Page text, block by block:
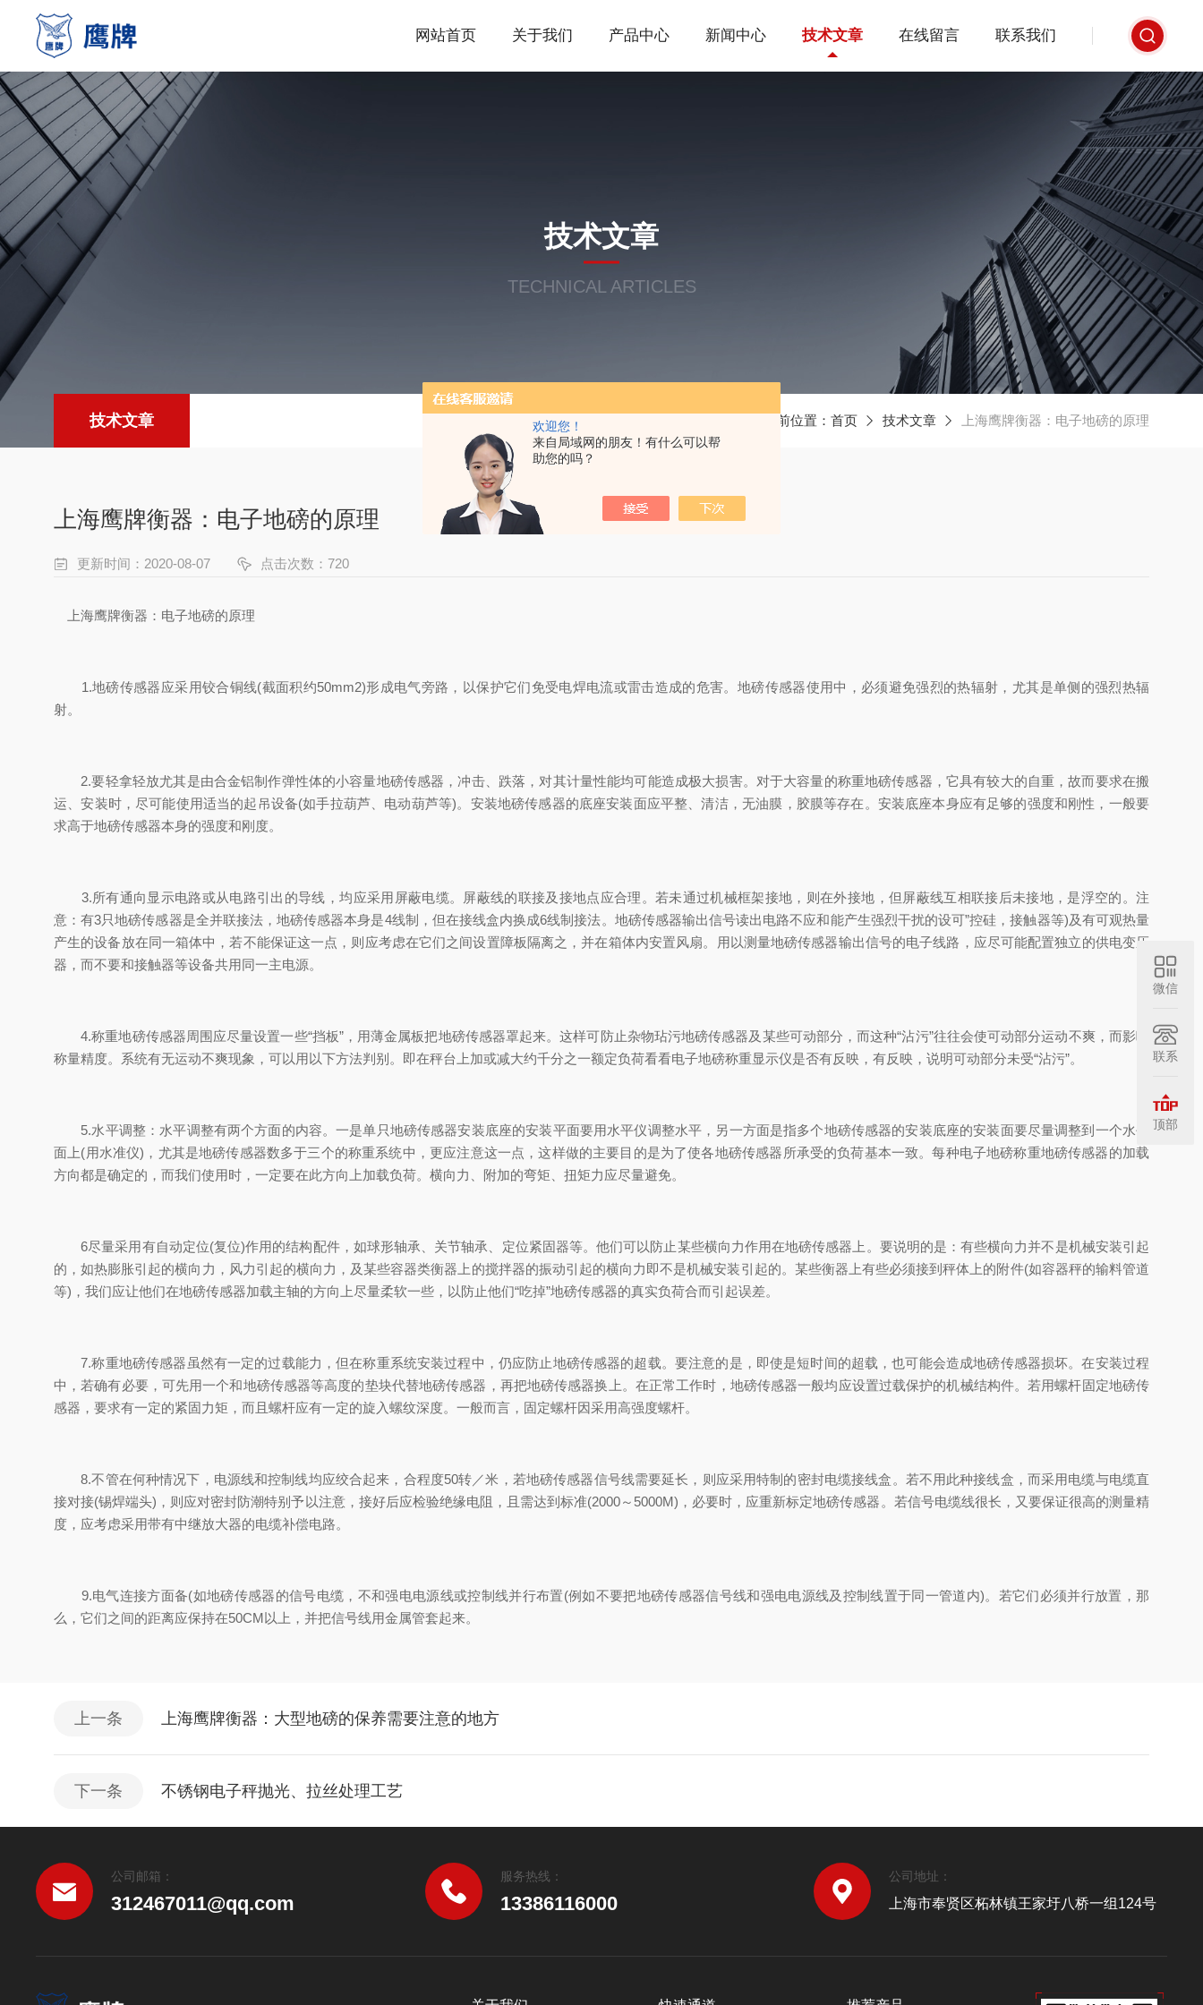
欢迎您！
来自局域网的朋友！有什么可以帮
助您的吗？
网站首页 关于我们 产品中心 新闻中心 技术文章 在线留言 联系我们
技术文章
TECHNICAL ARTICLES
技术文章 当前位置： 首页 技术文章 上海鹰牌衡器：电子地磅的原理
上海鹰牌衡器：电子地磅的原理
更新时间：2020-08-07 点击次数：720
上海鹰牌衡器：电子地磅的原理
1.地磅传感器应采用铰合铜线(截面积约50mm2)形成电气旁路，以保护它们免受电焊电流或雷击造成的危害。地磅传感器使用中，必须避免强烈的热辐射，尤其是单侧的强烈热辐
射。
2.要轻拿轻放尤其是由合金铝制作弹性体的小容量地磅传感器，冲击、跌落，对其计量性能均可能造成极大损害。对于大容量的称重地磅传感器，它具有较大的自重，故而要求在搬
运、安装时，尽可能使用适当的起吊设备(如手拉葫芦、电动葫芦等)。安装地磅传感器的底座安装面应平整、清洁，无油膜，胶膜等存在。安装底座本身应有足够的强度和刚性，一般要
求高于地磅传感器本身的强度和刚度。
3.所有通向显示电路或从电路引出的导线，均应采用屏蔽电缆。屏蔽线的联接及接地点应合理。若未通过机械框架接地，则在外接地，但屏蔽线互相联接后未接地，是浮空的。注
意：有3只地磅传感器是全并联接法，地磅传感器本身是4线制，但在接线盒内换成6线制接法。地磅传感器输出信号读出电路不应和能产生强烈干扰的设可”控硅，接触器等)及有可观热量
产生的设备放在同一箱体中，若不能保证这一点，则应考虑在它们之间设置障板隔离之，并在箱体内安置风扇。用以测量地磅传感器输出信号的电子线路，应尽可能配置独立的供电变压
器，而不要和接触器等设备共用同一主电源。
4.称重地磅传感器周围应尽量设置一些“挡板”，用薄金属板把地磅传感器罩起来。这样可防止杂物玷污地磅传感器及某些可动部分，而这种“沾污”往往会使可动部分运动不爽，而影响
称量精度。系统有无运动不爽现象，可以用以下方法判别。即在秤台上加或减大约千分之一额定负荷看看电子地磅称重显示仪是否有反映，有反映，说明可动部分未受“沾污”。
5.水平调整：水平调整有两个方面的内容。一是单只地磅传感器安装底座的安装平面要用水平仪调整水平，另一方面是指多个地磅传感器的安装底座的安装面要尽量调整到一个水平
面上(用水准仪)，尤其是地磅传感器数多于三个的称重系统中，更应注意这一点，这样做的主要目的是为了使各地磅传感器所承受的负荷基本一致。每种电子地磅称重地磅传感器的加载
方向都是确定的，而我们使用时，一定要在此方向上加载负荷。横向力、附加的弯矩、扭矩力应尽量避免。
6尽量采用有自动定位(复位)作用的结构配件，如球形轴承、关节轴承、定位紧固器等。他们可以防止某些横向力作用在地磅传感器上。要说明的是：有些横向力并不是机械安装引起
的，如热膨胀引起的横向力，风力引起的横向力，及某些容器类衡器上的搅拌器的振动引起的横向力即不是机械安装引起的。某些衡器上有些必须接到秤体上的附件(如容器秤的输料管道
等)，我们应让他们在地磅传感器加载主轴的方向上尽量柔软一些，以防止他们“吃掉”地磅传感器的真实负荷合而引起误差。
7.称重地磅传感器虽然有一定的过载能力，但在称重系统安装过程中，仍应防止地磅传感器的超载。要注意的是，即使是短时间的超载，也可能会造成地磅传感器损坏。在安装过程
中，若确有必要，可先用一个和地磅传感器等高度的垫块代替地磅传感器，再把地磅传感器换上。在正常工作时，地磅传感器一般均应设置过载保护的机械结构件。若用螺杆固定地磅传
感器，要求有一定的紧固力矩，而且螺杆应有一定的旋入螺纹深度。一般而言，固定螺杆因采用高强度螺杆。
8.不管在何种情况下，电源线和控制线均应绞合起来，合程度50转／米，若地磅传感器信号线需要延长，则应采用特制的密封电缆接线盒。若不用此种接线盒，而采用电缆与电缆直
接对接(锡焊端头)，则应对密封防潮特别予以注意，接好后应检验绝缘电阻，且需达到标准(2000～5000M)，必要时，应重新标定地磅传感器。若信号电缆线很长，又要保证很高的测量精
度，应考虑采用带有中继放大器的电缆补偿电路。
9.电气连接方面备(如地磅传感器的信号电缆，不和强电电源线或控制线并行布置(例如不要把地磅传感器信号线和强电电源线及控制线置于同一管道内)。若它们必须并行放置，那
么，它们之间的距离应保持在50CM以上，并把信号线用金属管套起来。
上一条 上海鹰牌衡器：大型地磅的保养需要注意的地方
下一条 不锈钢电子秤抛光、拉丝处理工艺
公司邮箱：
312467011@qq.com
服务热线：
13386116000
公司地址：
上海市奉贤区柘林镇王家圩八桥一组124号
微信
联系
顶部